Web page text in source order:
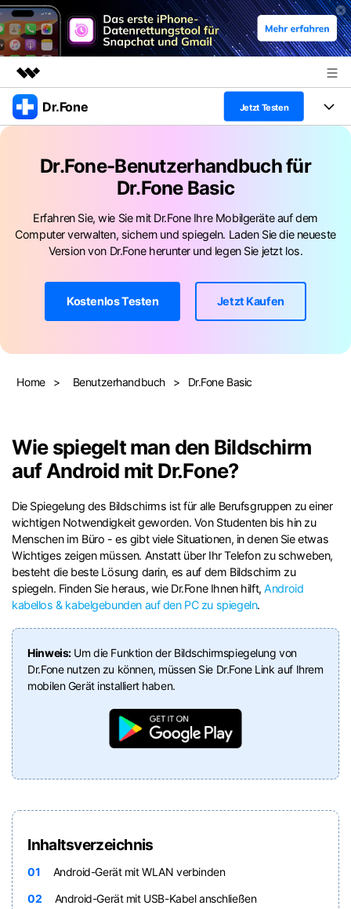
Top-Produkte
Dienstprogramme
Überblick
Presseraum
Dr.Fone Jetzt Testen
Alles-in-einem-Toolkit
Weitere Tools und Apps
Full Toolkit anzeigen >
Entdecken Sie weitere Dr.Fone-Lösungen
Lernen und Unterstützung
Ressourcen & Lernen
Hilfe und Unterstützung erhalten
Anmelden
Suchen
Dr.Fone-Benutzerhandbuch für
Dr.Fone Basic
Erfahren Sie, wie Sie mit Dr.Fone Ihre Mobilgeräte auf dem
Computer verwalten, sichern und spiegeln. Laden Sie die neueste
Version von Dr.Fone herunter und legen Sie jetzt los.
Kostenlos Testen Jetzt Kaufen
Home > Benutzerhandbuch > Dr.Fone Basic
Wie spiegelt man den Bildschirm
auf Android mit Dr.Fone?
Die Spiegelung des Bildschirms ist für alle Berufsgruppen zu einer
wichtigen Notwendigkeit geworden. Von Studenten bis hin zu
Menschen im Büro - es gibt viele Situationen, in denen Sie etwas
Wichtiges zeigen müssen. Anstatt über Ihr Telefon zu schweben,
besteht die beste Lösung darin, es auf dem Bildschirm zu
spiegeln. Finden Sie heraus, wie Dr.Fone Ihnen hilft,Android
kabellos & kabelgebunden auf den PC zu spiegeln.
Hinweis:Um die Funktion der Bildschirmspiegelung von
Dr.Fone nutzen zu können, müssen Sie Dr.Fone Link auf Ihrem
mobilen Gerät installiert haben.
Inhaltsverzeichnis
01
Android-Gerät mit WLAN verbinden
02
Android-Gerät mit USB-Kabel anschließen